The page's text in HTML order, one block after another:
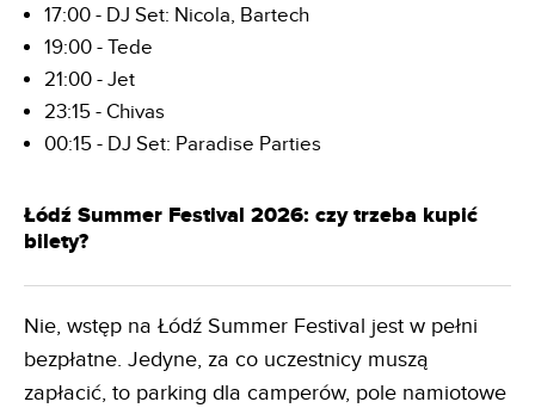
17:00 - DJ Set: Nicola, Bartech
19:00 - Tede
21:00 - Jet
23:15 - Chivas
00:15 - DJ Set: Paradise Parties
Łódź Summer Festival 2026: czy trzeba kupić
bilety?
Nie, wstęp na Łódź Summer Festival jest w pełni
bezpłatne. Jedyne, za co uczestnicy muszą
zapłacić, to parking dla camperów, pole namiotowe